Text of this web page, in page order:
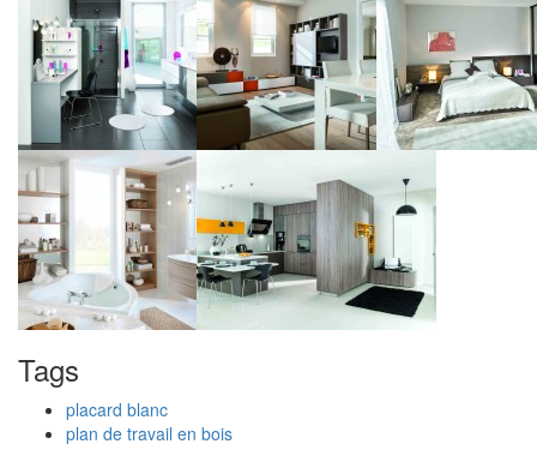
Tags
placard blanc
plan de travail en bois